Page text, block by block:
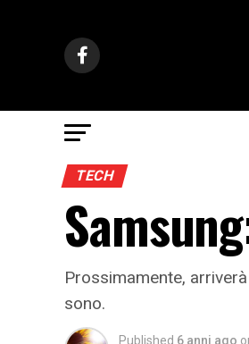
TECH
Prossimamente,
sono.
Published 6 anni ago